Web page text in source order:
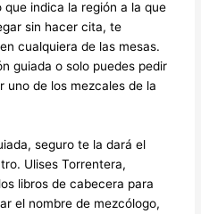
indica la región a la que
sin hacer cita, te
cualquiera de las mesas.
guiada o solo puedes pedir
uno de los mezcales de la
seguro te la dará el
Ulises Torrentera,
libros de cabecera para
el nombre de mezcólogo,